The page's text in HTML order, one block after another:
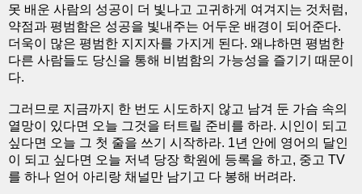
못 배운 사람의 성공이 더 빛나고 고귀하게 여겨지는 것처럼,
약점과 평범함은 성공을 빛내주는 어두운 배경이 되어준다.
더욱이 많은 평범한 지지자를 가지게 된다. 왜냐하면 평범한
다른 사람들도 당신을 통해 비범함의 가능성을 즐기기 때문이
다.
그러므로 지금까지 한 번도 시도하지 않고 남겨 둔 가슴 속의
열망이 있다면 오늘 그것을 터트릴 준비를 하라. 시인이 되고
싶다면 오늘 그 첫 줄을 쓰기 시작하라. 1년 안에 영어의 달인
이 되고 싶다면 오늘 저녁 당장 학원에 등록을 하고, 중고 TV
를 하나 얻어 아리랑 채널만 남기고 다 봉해 버려라.